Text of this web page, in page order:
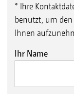
* Ihre
benutzt, um
Ihnen
Ihr Name